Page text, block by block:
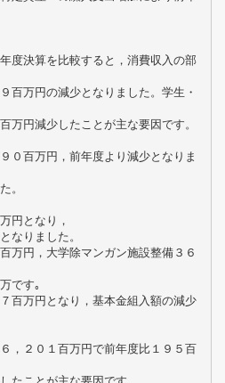
度決算を比較すると，消費収入の部
百万円の減少となりました。学生・
万円減少したことが主な要因です。
０百万円，前年度より減少となりま
。
円となり，
なりました。
万円，大学除マンガン施設整備３６
です｡
百万円となり，基本金組入額の減少
，２０１百万円で前年度比１９５百
たことが主な要因です。